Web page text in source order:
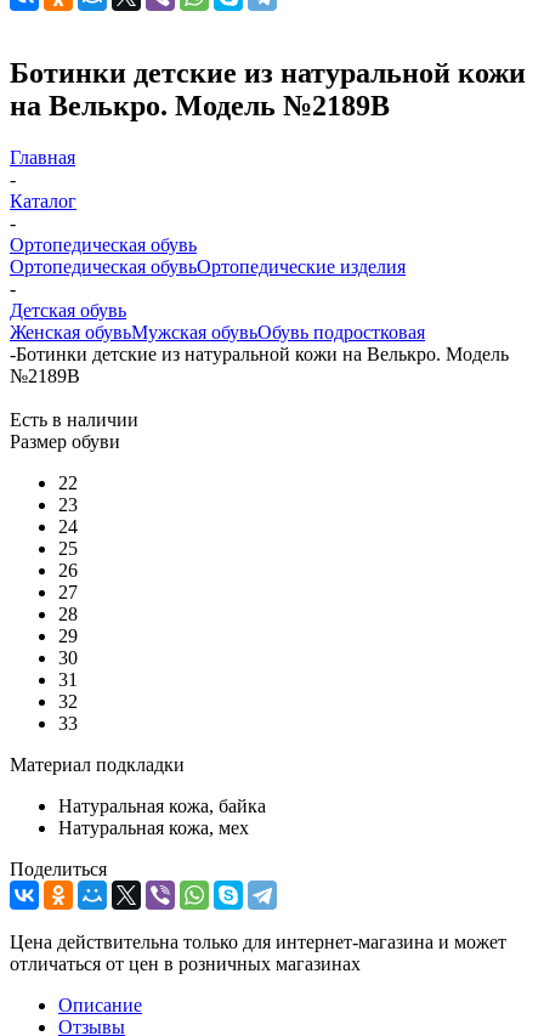
Ботинки детские из натуральной кожи
на Велькро. Модель №2189В
Главная
-
Каталог
-
Ортопедическая обувь
Ортопедическая обувьОртопедические изделия
-
Детская обувь
Женская обувьМужская обувьОбувь подростковая
-Ботинки детские из натуральной кожи на Велькро. Модель
№2189В
Есть в наличии
Размер обуви
22
23
24
25
26
27
28
29
30
31
32
33
Материал подкладки
Натуральная кожа, байка
Натуральная кожа, мех
Поделиться
Цена действительна только для интернет-магазина и может
отличаться от цен в розничных магазинах
Описание
Отзывы